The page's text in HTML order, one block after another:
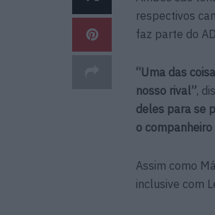
respectivos
faz parte do
“Uma das
nosso rival”,
deles para se
o
Assim como
inclusive com